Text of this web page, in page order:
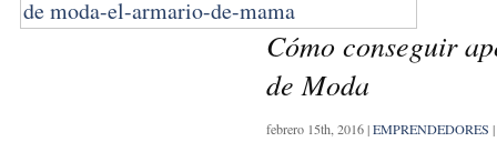
Cómo conseguir
de Moda
febrero 15th, 2016|EMPRENDEDORES |